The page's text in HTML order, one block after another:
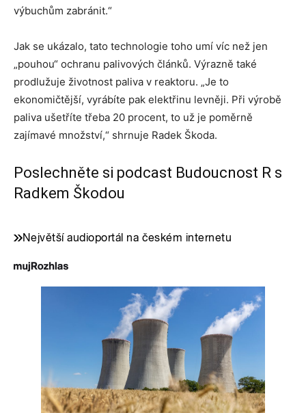
výbuchům zabránit.“
Jak se ukázalo, tato technologie toho umí víc než jen
„pouhou“ ochranu palivových článků. Výrazně také
prodlužuje životnost paliva v reaktoru. „Je to
ekonomičtější, vyrábíte pak elektřinu levněji. Při výrobě
paliva ušetříte třeba 20 procent, to už je poměrně
zajímavé množství,“ shrnuje Radek Škoda.
Poslechněte si podcast Budoucnost R s
Radkem Škodou